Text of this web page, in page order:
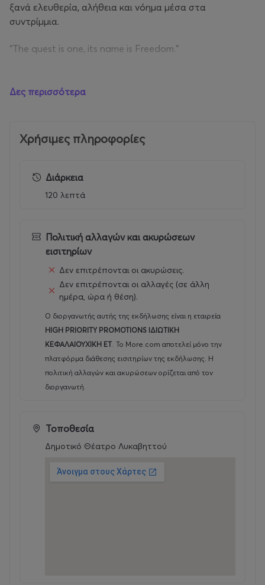
ξανά ελευθερία, αλήθεια και νόημα μέσα στα
συντρίμμια.
“The quest is one, its name is Freedom.”
rock και την ψυχεδέλεια με την ελληνική παράδοση, οι
Αντί να ακολουθούν τάσεις, συνεχίζουν να εξελίσσουν
πιο φιλόδοξο και πολυδιάστατο υλικό της μέχρι τώρα
Δες περισσότερα
Χρήσιμες πληροφορίες
Διάρκεια
120 λεπτά
Πολιτική αλλαγών και ακυρώσεων
εισιτηρίων
Δεν επιτρέπονται οι ακυρώσεις.
Δεν επιτρέπονται οι αλλαγές (σε άλλη
ημέρα, ώρα ή θέση).
Ο διοργανωτής αυτής της εκδήλωσης είναι η εταιρεία
HIGH PRIORITY PROMOTIONS ΙΔΙΩΤΙΚΗ
ΚΕΦΑΛΑΙΟΥΧΙΚΗ ΕΤ. Το More.com αποτελεί μόνο την
πλατφόρμα διάθεσης εισιτηρίων της εκδήλωσης. Η
πολιτική αλλαγών και ακυρώσεων ορίζεται από τον
διοργανωτή.
Τοποθεσία
Δημοτικό Θέατρο Λυκαβηττού